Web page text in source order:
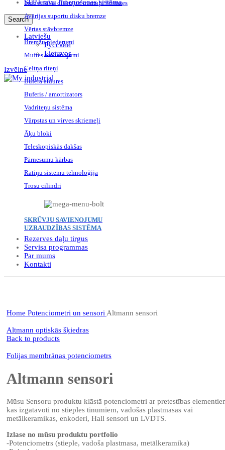
SLP kravu līmeņošanas sistēma
Search
Latviešu
Русский
Lietuvos
Izvēlne
Industriālās disku un trumuļu bremzes
Avārijas suportu disku bremze
Vērtas stāvbremze
Bremžu piederumi
Muftes Savienojumi
Celtņa riteņi
Bufera atdures
Buferis / amortizators
Vadriteņu sistēma
Vārpstas un virves skriemeļi
Āķu bloki
Teleskopiskās dakšas
Pārnesumu kārbas
Ratiņu sistēmu tehnoloģija
Trosu cilindri
SKRŪVJU SAVIENOJUMU
UZRAUDZĪBAS SISTĒMA
Rezerves daļu tirgus
Servisa programmas
Par mums
Kontakti
Home Potenciometri un sensori Altmann sensori
Altmann optiskās šķiedras
Back to products
Folijas membrānas potenciometrs
Altmann sensori
Mūsu Sensoru produktu klāstā potenciometri ar pretestības
kas izgatavoti no stieples tinumiem, vadošas plastmasas vai
metālkeramikas, enkoderi, Hall sensori un LVDTS.
Izlase no mūsu produktu portfolio
-Potenciometrs (stieple, vadoša plastmasa, metālkeramika)